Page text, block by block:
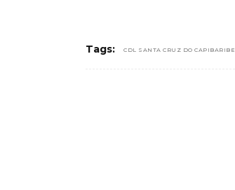
Tags: CDL SANTA CRUZ DO CAPIBARIBE